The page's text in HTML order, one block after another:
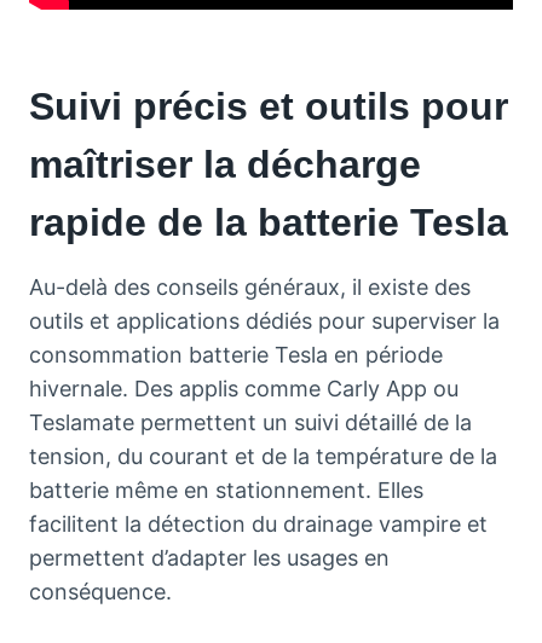
Suivi précis et outils pour
maîtriser la décharge
rapide de la batterie Tesla
Au-delà des conseils généraux, il existe des
outils et applications dédiés pour superviser la
consommation batterie Tesla en période
hivernale. Des applis comme Carly App ou
Teslamate permettent un suivi détaillé de la
tension, du courant et de la température de la
batterie même en stationnement. Elles
facilitent la détection du drainage vampire et
permettent d’adapter les usages en
conséquence.